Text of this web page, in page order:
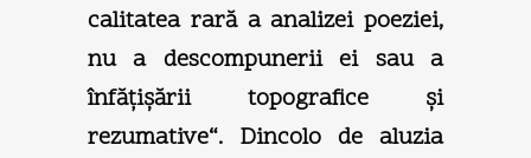
calitatea rară a analizei poeziei,
nu a descompunerii ei sau a
înfăţişării topografice şi
rezumative“. Dincolo de aluzia